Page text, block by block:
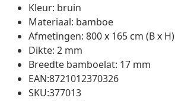
Kleur: bruin
Materiaal: bamboe
Afmetingen: 800 x 165 cm (B x H)
Dikte: 2 mm
Breedte bamboelat: 17 mm
EAN:8721012370326
SKU:377013